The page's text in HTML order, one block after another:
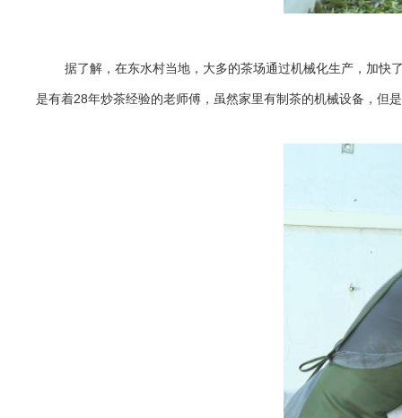
据了解，在东水村当地，大多的茶场通过机械化生产，加快
是有着28年炒茶经验的老师傅，虽然家里有制茶的机械设备，但